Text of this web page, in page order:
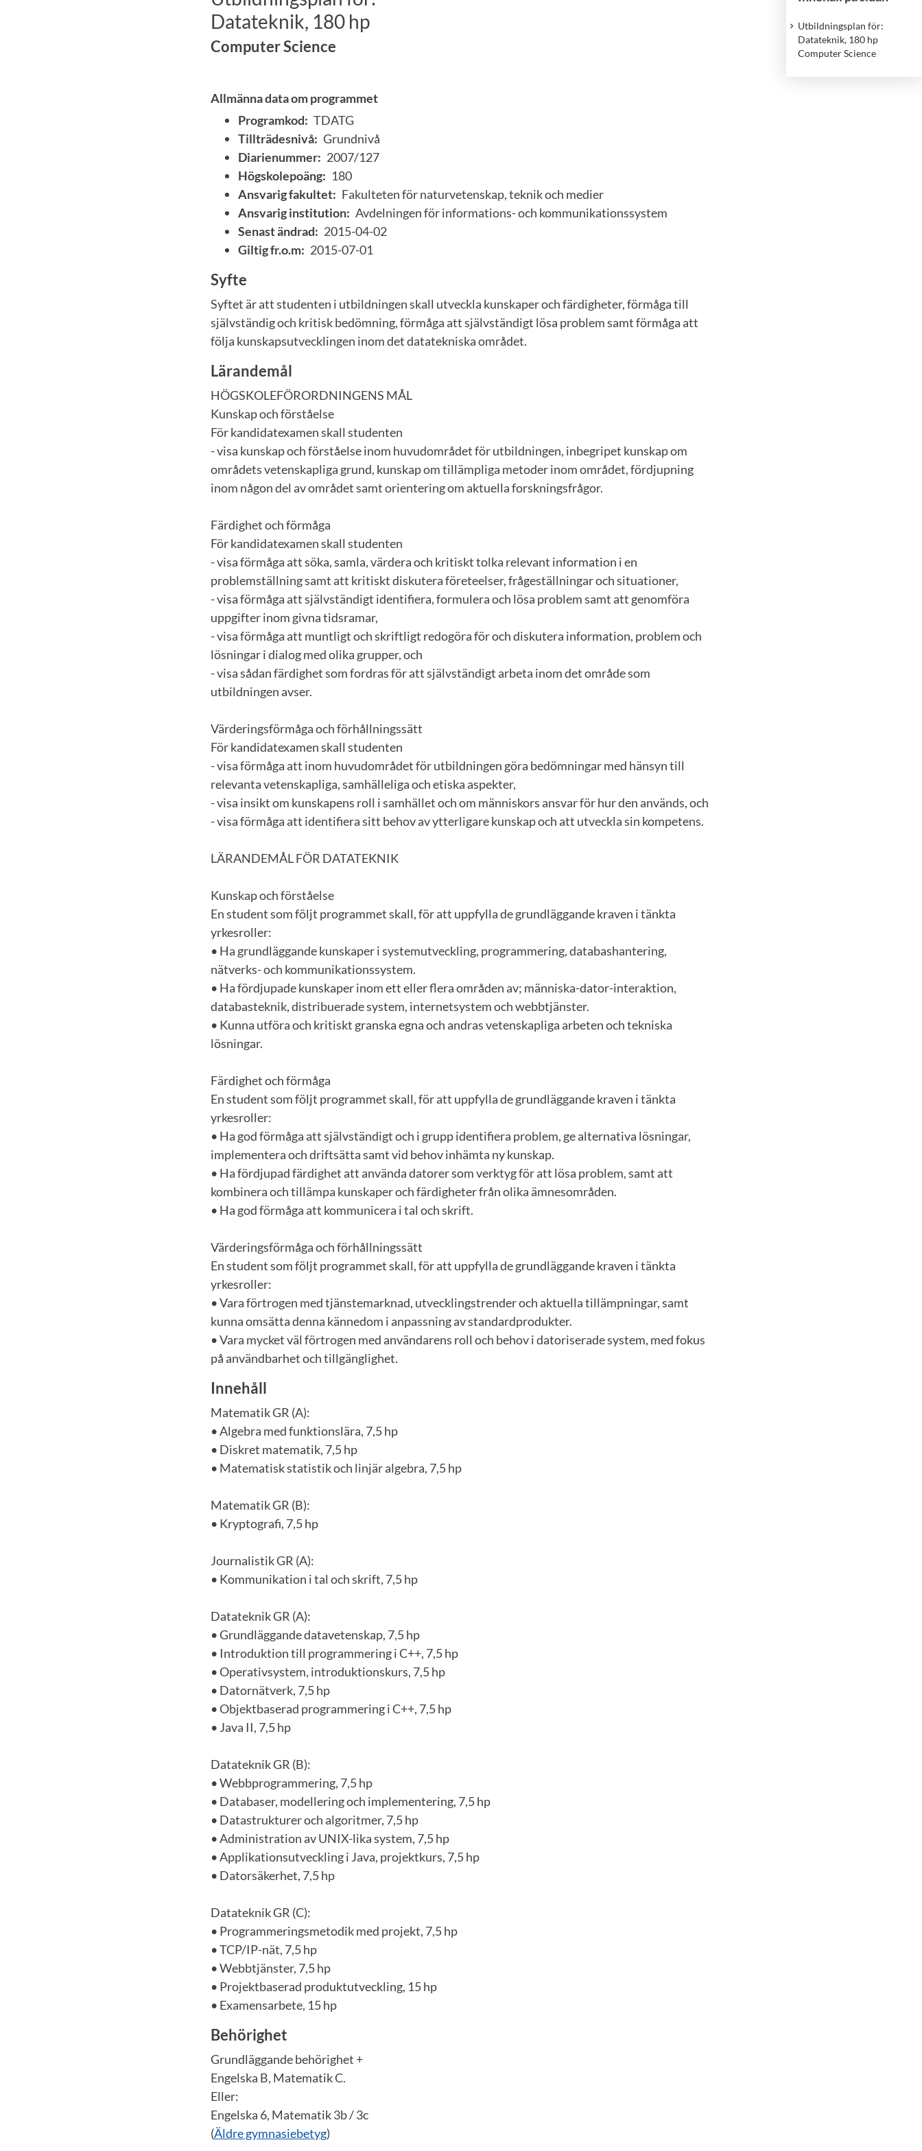
Utbildningsplan för:
Datateknik, 180 hp
Computer Science
Datateknik, 180 hp
Computer Science
Allmänna data om programmet
Programkod: TDATG
Tillträdesnivå: Grundnivå
Diarienummer: 2007/127
Högskolepoäng: 180
Ansvarig fakultet: Fakulteten för naturvetenskap, teknik och medier
Ansvarig institution: Avdelningen för informations- och kommunikationssystem
Senast ändrad: 2015-04-02
Giltig fr.o.m: 2015-07-01
Syfte
Syftet är att studenten i utbildningen skall utveckla kunskaper och färdigheter, förmåga till
självständig och kritisk bedömning, förmåga att självständigt lösa problem samt förmåga att
följa kunskapsutvecklingen inom det datatekniska området.
Lärandemål
HÖGSKOLEFÖRORDNINGENS MÅL
Kunskap och förståelse
För kandidatexamen skall studenten
- visa kunskap och förståelse inom huvudområdet för utbildningen, inbegripet kunskap om
områdets vetenskapliga grund, kunskap om tillämpliga metoder inom området, fördjupning
inom någon del av området samt orientering om aktuella forskningsfrågor.
Färdighet och förmåga
För kandidatexamen skall studenten
- visa förmåga att söka, samla, värdera och kritiskt tolka relevant information i en
problemställning samt att kritiskt diskutera företeelser, frågeställningar och situationer,
- visa förmåga att självständigt identifiera, formulera och lösa problem samt att genomföra
uppgifter inom givna tidsramar,
- visa förmåga att muntligt och skriftligt redogöra för och diskutera information, problem och
lösningar i dialog med olika grupper, och
- visa sådan färdighet som fordras för att självständigt arbeta inom det område som
utbildningen avser.
Värderingsförmåga och förhållningssätt
För kandidatexamen skall studenten
- visa förmåga att inom huvudområdet för utbildningen göra bedömningar med hänsyn till
relevanta vetenskapliga, samhälleliga och etiska aspekter,
- visa insikt om kunskapens roll i samhället och om människors ansvar för hur den används, och
- visa förmåga att identifiera sitt behov av ytterligare kunskap och att utveckla sin kompetens.
LÄRANDEMÅL FÖR DATATEKNIK
Kunskap och förståelse
En student som följt programmet skall, för att uppfylla de grundläggande kraven i tänkta
yrkesroller:
• Ha grundläggande kunskaper i systemutveckling, programmering, databashantering,
nätverks- och kommunikationssystem.
• Ha fördjupade kunskaper inom ett eller flera områden av; människa-dator-interaktion,
databasteknik, distribuerade system, internetsystem och webbtjänster.
• Kunna utföra och kritiskt granska egna och andras vetenskapliga arbeten och tekniska
lösningar.
Färdighet och förmåga
En student som följt programmet skall, för att uppfylla de grundläggande kraven i tänkta
yrkesroller:
• Ha god förmåga att självständigt och i grupp identifiera problem, ge alternativa lösningar,
implementera och driftsätta samt vid behov inhämta ny kunskap.
• Ha fördjupad färdighet att använda datorer som verktyg för att lösa problem, samt att
kombinera och tillämpa kunskaper och färdigheter från olika ämnesområden.
• Ha god förmåga att kommunicera i tal och skrift.
Värderingsförmåga och förhållningssätt
En student som följt programmet skall, för att uppfylla de grundläggande kraven i tänkta
yrkesroller:
• Vara förtrogen med tjänstemarknad, utvecklingstrender och aktuella tillämpningar, samt
kunna omsätta denna kännedom i anpassning av standardprodukter.
• Vara mycket väl förtrogen med användarens roll och behov i datoriserade system, med fokus
på användbarhet och tillgänglighet.
Innehåll
Matematik GR (A):
• Algebra med funktionslära, 7,5 hp
• Diskret matematik, 7,5 hp
• Matematisk statistik och linjär algebra, 7,5 hp
Matematik GR (B):
• Kryptografi, 7,5 hp
Journalistik GR (A):
• Kommunikation i tal och skrift, 7,5 hp
Datateknik GR (A):
• Grundläggande datavetenskap, 7,5 hp
• Introduktion till programmering i C++, 7,5 hp
• Operativsystem, introduktionskurs, 7,5 hp
• Datornätverk, 7,5 hp
• Objektbaserad programmering i C++, 7,5 hp
• Java II, 7,5 hp
Datateknik GR (B):
• Webbprogrammering, 7,5 hp
• Databaser, modellering och implementering, 7,5 hp
• Datastrukturer och algoritmer, 7,5 hp
• Administration av UNIX-lika system, 7,5 hp
• Applikationsutveckling i Java, projektkurs, 7,5 hp
• Datorsäkerhet, 7,5 hp
Datateknik GR (C):
• Programmeringsmetodik med projekt, 7,5 hp
• TCP/IP-nät, 7,5 hp
• Webbtjänster, 7,5 hp
• Projektbaserad produktutveckling, 15 hp
• Examensarbete, 15 hp
Behörighet
Grundläggande behörighet +
Engelska B, Matematik C.
Eller:
Engelska 6, Matematik 3b / 3c
(Äldre gymnasiebetyg)